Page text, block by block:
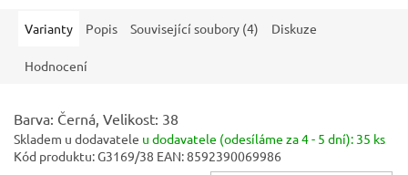
Varianty Popis Související soubory (4) Diskuze
Hodnocení
Barva: Černá, Velikost: 38
Skladem u dodavatele u dodavatele (odesíláme za 4 - 5 dní): 35 ks
Kód produktu:G3169/38 EAN:8592390069986